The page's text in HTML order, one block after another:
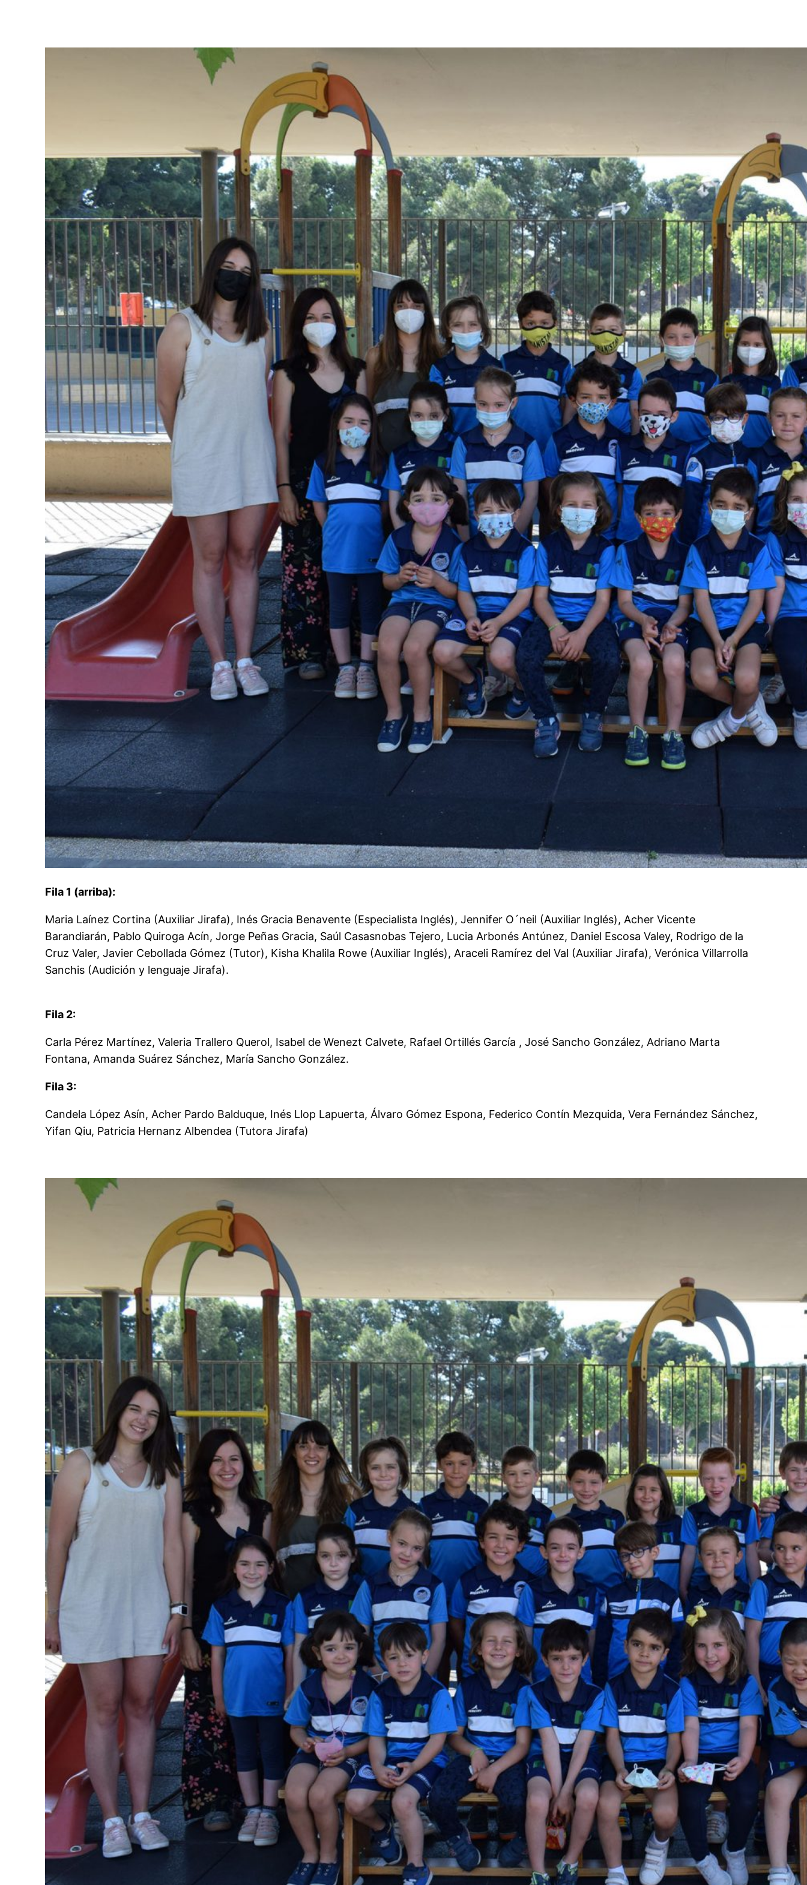
Fila 1 (arriba):
Maria Laínez Cortina (Auxiliar Jirafa), Inés Gracia Benavente (Especialista Inglés), Jennifer O´neil (Auxiliar Inglés), Acher Vicente
Barandiarán, Pablo Quiroga Acín, Jorge Peñas Gracia, Saúl Casasnobas Tejero, Lucia Arbonés Antúnez, Daniel Escosa Valey, Rodrigo de la
Cruz Valer, Javier Cebollada Gómez (Tutor), Kisha Khalila Rowe (Auxiliar Inglés), Araceli Ramírez del Val (Auxiliar Jirafa), Verónica Villarrolla
Sanchis (Audición y lenguaje Jirafa).
Fila 2:
Carla Pérez Martínez, Valeria Trallero Querol, Isabel de Wenezt Calvete, Rafael Ortillés García , José Sancho González, Adriano Marta
Fontana, Amanda Suárez Sánchez, María Sancho González.
Fila 3:
Candela López Asín, Acher Pardo Balduque, Inés Llop Lapuerta, Álvaro Gómez Espona, Federico Contín Mezquida, Vera Fernández Sánchez,
Yifan Qiu, Patricia Hernanz Albendea (Tutora Jirafa)